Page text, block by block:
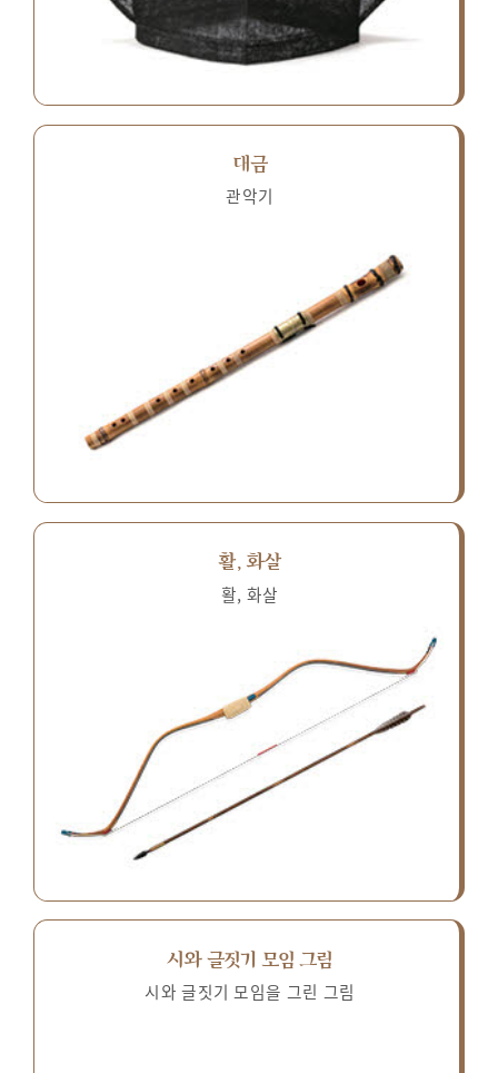
대금
관악기
활, 화살
활, 화살
시와 글짓기 모임 그림
시와 글짓기 모임을 그린 그림